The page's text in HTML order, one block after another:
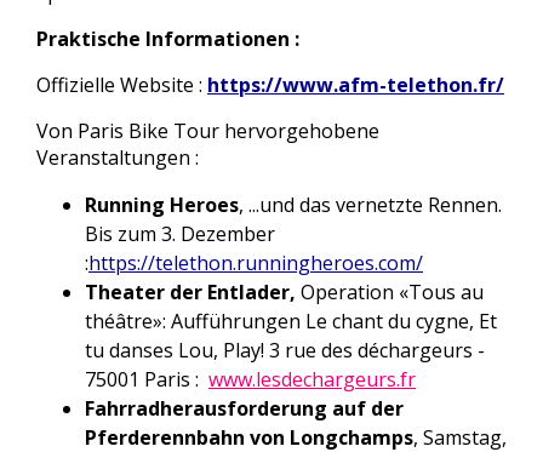
Praktische Informationen :
Offizielle Website : https://www.afm-telethon.fr/
Von Paris Bike Tour hervorgehobene
Veranstaltungen :
Running Heroes, ...und das vernetzte Rennen.
Bis zum 3. Dezember
:https://telethon.runningheroes.com/
Theater der Entlader, Operation «Tous au
théâtre»: Aufführungen Le chant du cygne, Et
tu danses Lou, Play! 3 rue des déchargeurs -
75001 Paris : www.lesdechargeurs.fr
Fahrradherausforderung auf der
Pferderennbahn von Longchamps, Samstag,